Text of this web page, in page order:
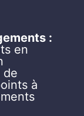
:
en
de
à